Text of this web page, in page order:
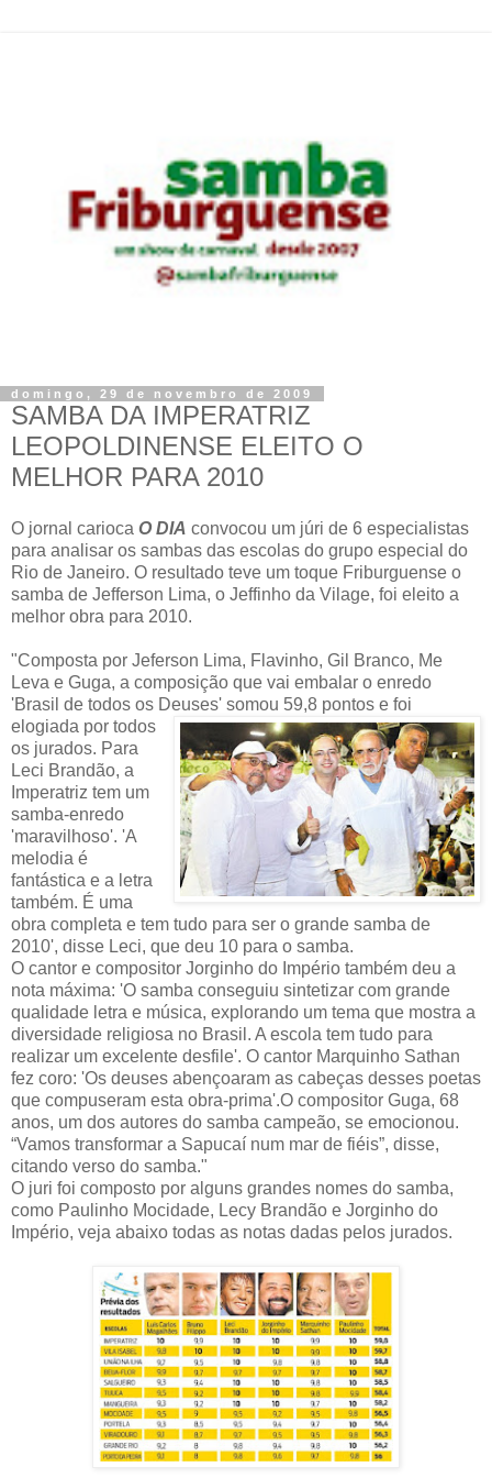
domingo, 29 de novembro de 2009
SAMBA DA IMPERATRIZ
LEOPOLDINENSE ELEITO O
MELHOR PARA 2010
O jornal carioca O DIA convocou um júri de 6 especialistas
para analisar os sambas das escolas do grupo especial do
Rio de Janeiro. O resultado teve um toque Friburguense o
samba de Jefferson Lima, o Jeffinho da Vilage, foi eleito a
melhor obra para 2010.
"Composta por Jeferson Lima, Flavinho, Gil Branco, Me
Leva e Guga, a composição que vai embalar o enredo
'Brasil de todos os Deuses' somou 59,8 pontos e foi
elogiada por todos
os jurados. Para
Leci Brandão, a
Imperatriz tem um
samba-enredo
'maravilhoso'. 'A
melodia é
fantástica e a letra
também. É uma
obra completa e tem tudo para ser o grande samba de
2010', disse Leci, que deu 10 para o samba.
O cantor e compositor Jorginho do Império também deu a
nota máxima: 'O samba conseguiu sintetizar com grande
qualidade letra e música, explorando um tema que mostra a
diversidade religiosa no Brasil. A escola tem tudo para
realizar um excelente desfile'. O cantor Marquinho Sathan
fez coro: 'Os deuses abençoaram as cabeças desses poetas
que compuseram esta obra-prima'.O compositor Guga, 68
anos, um dos autores do samba campeão, se emocionou.
“Vamos transformar a Sapucaí num mar de fiéis”, disse,
citando verso do samba."
O juri foi composto por alguns grandes nomes do samba,
como Paulinho Mocidade, Lecy Brandão e Jorginho do
Império, veja abaixo todas as notas dadas pelos jurados.